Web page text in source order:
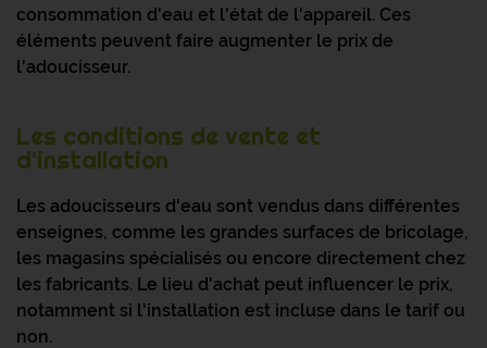
consommation d'eau et l'état de l'appareil. Ces
éléments peuvent faire augmenter le prix de
l'adoucisseur.
Les conditions de vente et
d'installation
Les adoucisseurs d'eau sont vendus dans différentes
enseignes, comme les grandes surfaces de bricolage,
les magasins spécialisés ou encore directement chez
les fabricants. Le lieu d'achat peut influencer le prix,
notamment si l'installation est incluse dans le tarif ou
non.